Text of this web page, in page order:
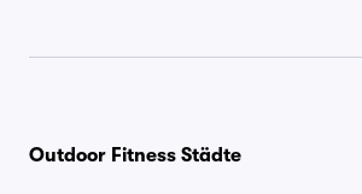
Outdoor Fitness Städte